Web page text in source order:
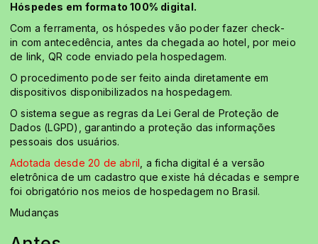
Hóspedes em formato 100% digital.
Com a ferramenta, os hóspedes vão poder fazer check-
in com antecedência, antes da chegada ao hotel, por meio
de link, QR code enviado pela hospedagem.
O procedimento pode ser feito ainda diretamente em
dispositivos disponibilizados na hospedagem.
O sistema segue as regras da Lei Geral de Proteção de
Dados (LGPD), garantindo a proteção das informações
pessoais dos usuários.
Adotada desde 20 de abril , a ficha digital é a versão
eletrônica de um cadastro que existe há décadas e sempre
foi obrigatório nos meios de hospedagem no Brasil.
Mudanças